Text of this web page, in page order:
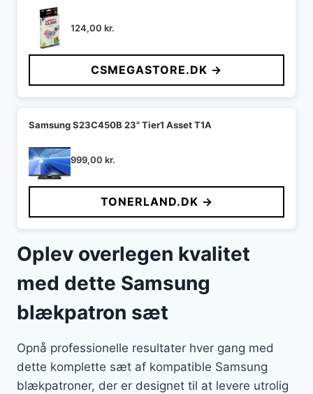
124,00 kr.
CSMEGASTORE.DK →
Samsung S23C450B 23" Tier1 Asset T1A
999,00 kr.
TONERLAND.DK →
Oplev overlegen kvalitet
med dette Samsung
blækpatron sæt
Opnå professionelle resultater hver gang med
dette komplette sæt af kompatible Samsung
blækpatroner, der er designet til at levere utrolig